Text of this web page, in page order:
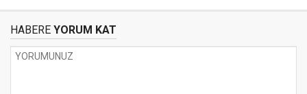
HABERE YORUM KAT